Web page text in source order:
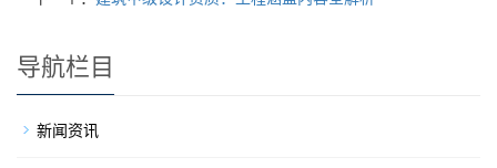
导航栏目
新闻资讯